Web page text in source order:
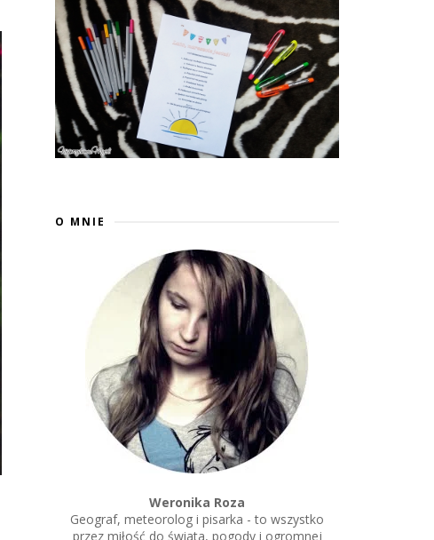
O MNIE
Weronika Roza
Geograf, meteorolog i pisarka - to wszystko
przez miłość do świata, pogody i ogromnej